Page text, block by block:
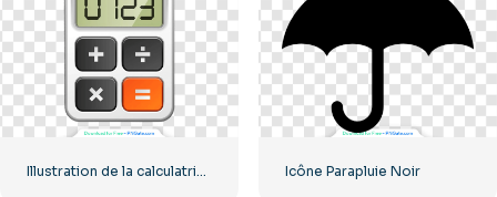
Icône Parapluie Noir